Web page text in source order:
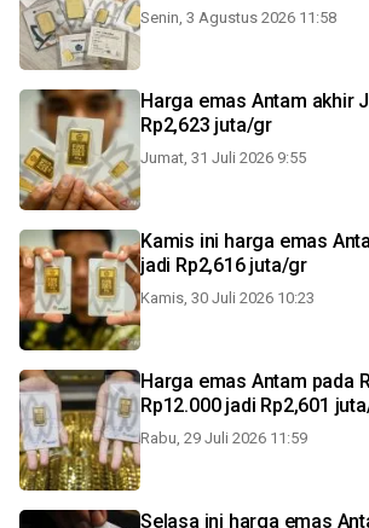
Senin, 3 Agustus 2026 11:58
Harga emas Antam akhir
Rp2,623 juta/gr
Jumat, 31 Juli 2026 9:55
Kamis ini harga emas
jadi Rp2,616 juta/gr
Kamis, 30 Juli 2026 10:23
Harga emas Antam pada
Rp12.000 jadi Rp2,601
Rabu, 29 Juli 2026 11:59
Selasa ini harga emas